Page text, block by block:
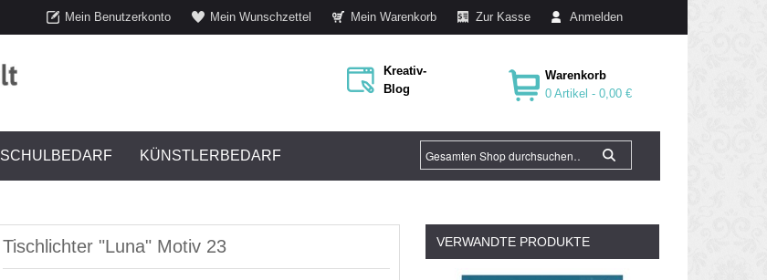
Mein Benutzerkonto Mein Wunschzettel Mein Warenkorb Zur Kasse Anmelden
Kreativ-
Blog
Warenkorb
0 Artikel -0,00 €
SCHULBEDARF KÜNSTLERBEDARF
Tischlichter "Luna" Motiv 23 VERWANDTE PRODUKTE